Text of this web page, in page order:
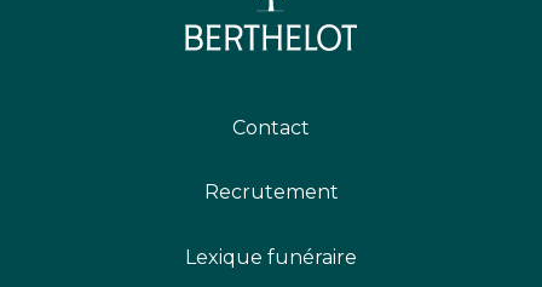
Contact
Recrutement
Lexique funéraire